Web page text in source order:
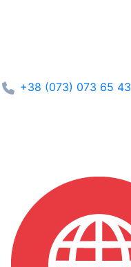
+38 (073) 073 65 43